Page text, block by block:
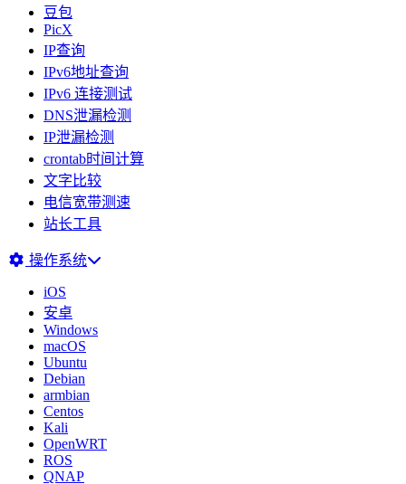
豆包
PicX
IP查询
IPv6地址查询
IPv6 连接测试
DNS泄漏检测
IP泄漏检测
crontab时间计算
文字比较
电信宽带测速
站长工具
操作系统
iOS
安卓
Windows
macOS
Ubuntu
Debian
armbian
Centos
Kali
OpenWRT
ROS
QNAP